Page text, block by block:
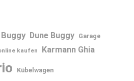
Buggy Dune Buggy
Garage
kaufen
Karmann Ghia
Kübelwagen